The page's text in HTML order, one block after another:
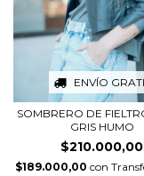
ENVÍO
SOMBRERO DE
GRIS HUMO
$210.000,00
$189.000,00 con